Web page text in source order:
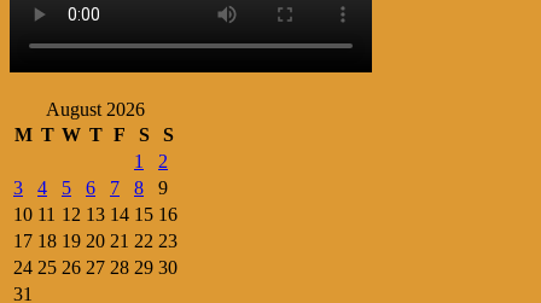
August 2026
M T W T F S
S
1
2
3
4 5 6 7 8
9
10 11 12 13 14 15 16
17 18 19 20 21 22 23
24 25 26 27 28 29 30
31